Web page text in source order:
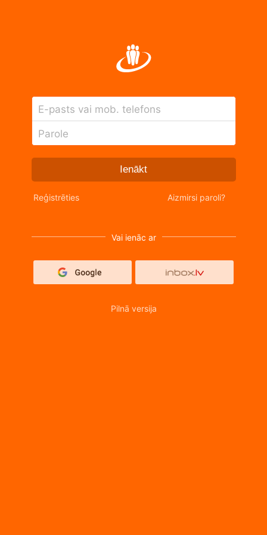
E-pasts vai mob. telefons
Parole
Ienākt
Reģistrēties Aizmirsi paroli?
Vai ienāc ar
Pilnā versija